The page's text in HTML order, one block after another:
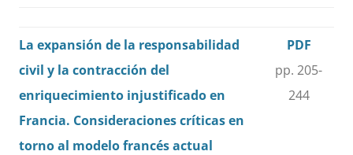
La expansión de la responsabilidad
civil y la contracción del
enriquecimiento injustificado en
Francia. Consideraciones críticas en
torno al modelo francés actual
PDF
pp. 205-
244